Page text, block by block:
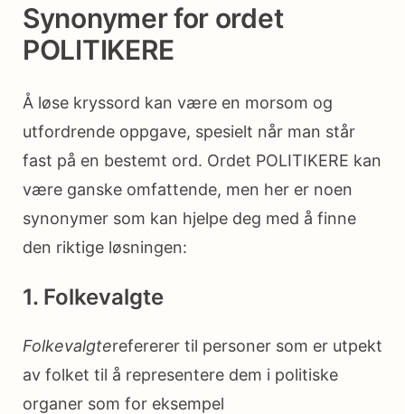
Synonymer for ordet
POLITIKERE
Å løse kryssord kan være en morsom og
utfordrende oppgave, spesielt når man står
fast på en bestemt ord. Ordet POLITIKERE kan
være ganske omfattende, men her er noen
synonymer som kan hjelpe deg med å finne
den riktige løsningen:
1. Folkevalgte
Folkevalgterefererer til personer som er utpekt
av folket til å representere dem i politiske
organer som for eksempel